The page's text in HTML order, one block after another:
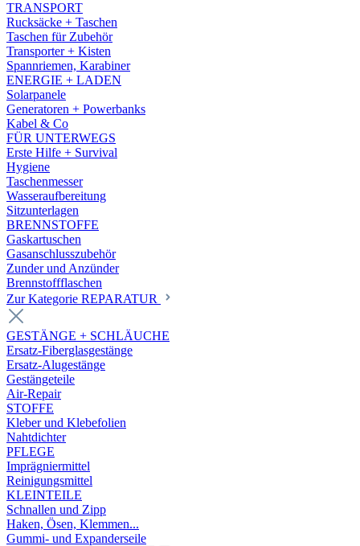
TRANSPORT
Rucksäcke + Taschen
Taschen für Zubehör
Transporter + Kisten
Spannriemen, Karabiner
ENERGIE + LADEN
Solarpanele
Generatoren + Powerbanks
Kabel & Co
FÜR UNTERWEGS
Erste Hilfe + Survival
Hygiene
Taschenmesser
Wasseraufbereitung
Sitzunterlagen
BRENNSTOFFE
Gaskartuschen
Gasanschlusszubehör
Zunder und Anzünder
Brennstoffflaschen
Zur Kategorie REPARATUR
GESTÄNGE + SCHLÄUCHE
Ersatz-Fiberglasgestänge
Ersatz-Alugestänge
Gestängeteile
Air-Repair
STOFFE
Kleber und Klebefolien
Nahtdichter
PFLEGE
Imprägniermittel
Reinigungsmittel
KLEINTEILE
Schnallen und Zipp
Haken, Ösen, Klemmen...
Gummi- und Expanderseile